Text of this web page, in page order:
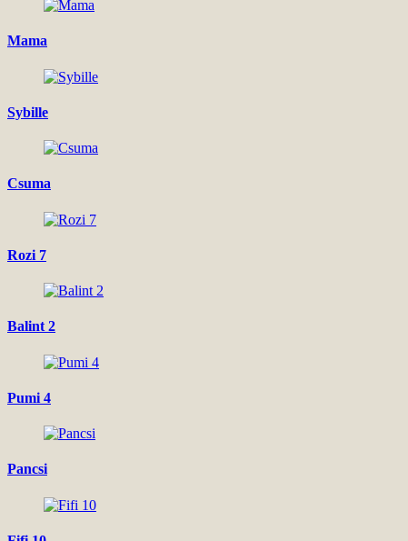
Mama
Sybille
Csuma
Rozi 7
Balint 2
Pumi 4
Pancsi